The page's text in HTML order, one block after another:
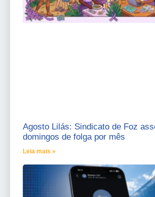
Agosto Lilás: Sindicato de Foz
domingos de folga por mês
Leia mais »